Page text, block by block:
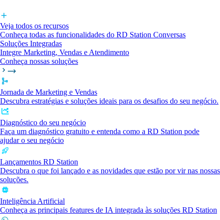
Veja todos os recursos
Conheça todas as funcionalidades do RD Station Conversas
Soluções Integradas
Integre Marketing, Vendas e Atendimento
Conheça nossas soluções
Jornada de Marketing e Vendas
Descubra estratégias e soluções ideais para os desafios do seu negócio.
Diagnóstico do seu negócio
Faça um diagnóstico gratuito e entenda como a RD Station pode
ajudar o seu negócio
Lançamentos RD Station
Descubra o que foi lançado e as novidades que estão por vir nas nossas
soluções.
Inteligência Artificial
Conheça as principais features de IA integrada às soluções RD Station